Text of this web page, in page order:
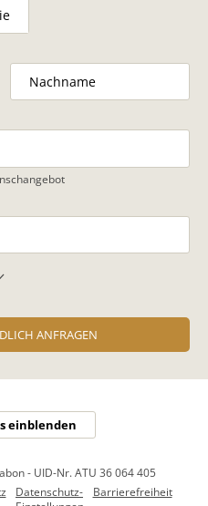
ANFRAGEN
einblenden
- UID-Nr. ATU 36 064 405
Datenschutz-
Barrierefreiheit